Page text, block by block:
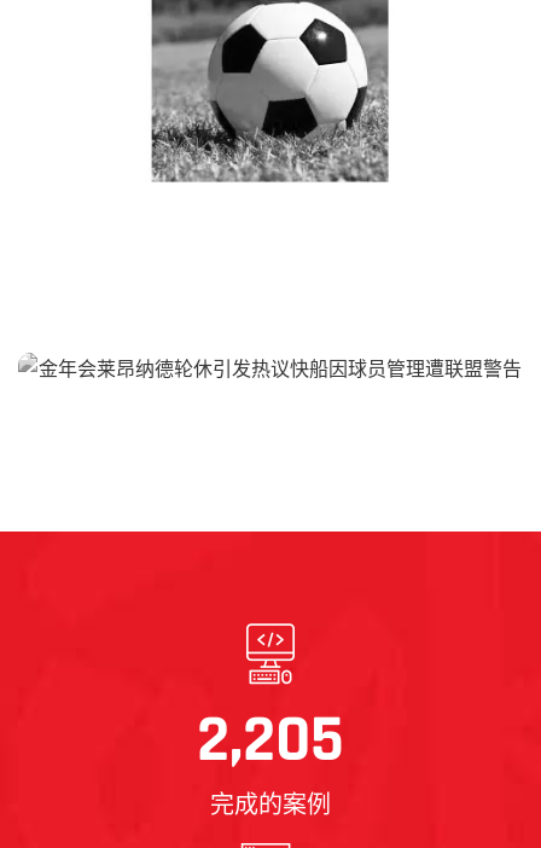
金年会法国与阿根廷精彩
对决直播全程回顾与分析
金年会莱昂纳德轮休引发
2,205
完成的案例